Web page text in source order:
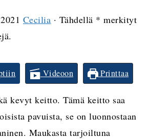
Cecilia · Tähdellä * merkityt
Videoon Printtaa
kevyt keitto. Tämä keitto saa
pavuista, se on luonnostaan
Maukasta tarjoiltuna